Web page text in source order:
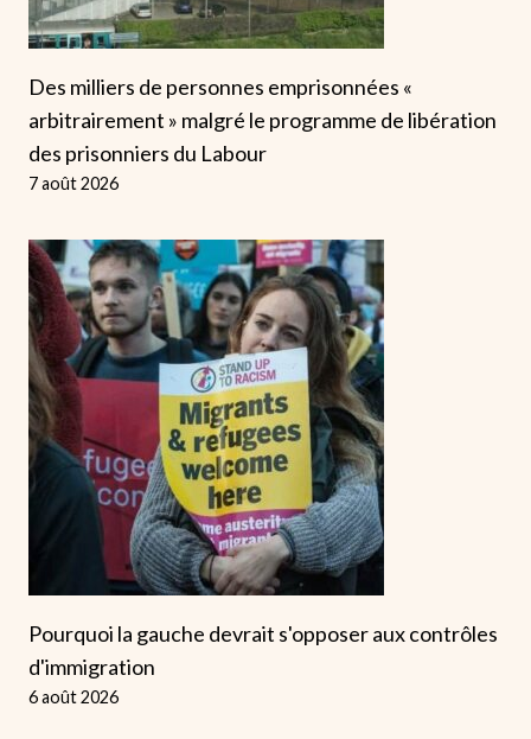
Des milliers de personnes emprisonnées «
arbitrairement » malgré le programme de libération
des prisonniers du Labour
7 août 2026
Pourquoi la gauche devrait s'opposer aux contrôles
d'immigration
6 août 2026